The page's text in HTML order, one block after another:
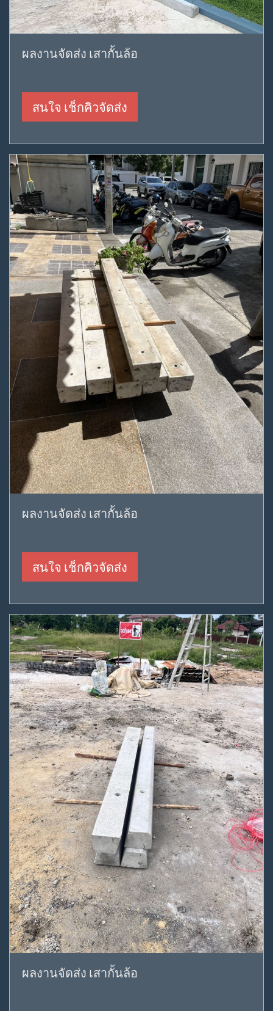
ผลงานจัดส่ง เสากั้นล้อ
สนใจ เช็กคิวจัดส่ง
ผลงานจัดส่ง เสากั้นล้อ
สนใจ เช็กคิวจัดส่ง
ผลงานจัดส่ง เสากั้นล้อ